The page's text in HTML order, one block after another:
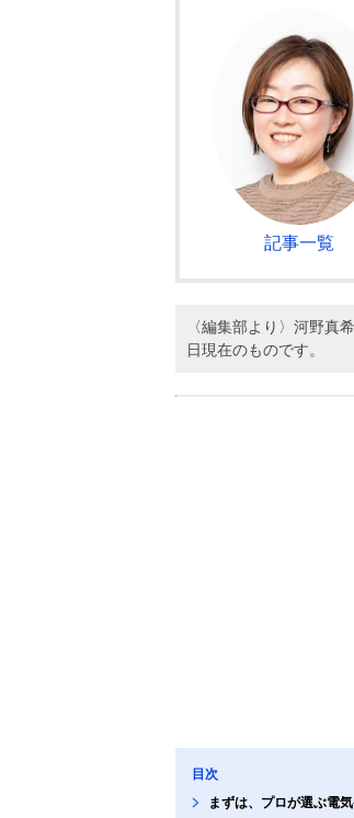
記事一覧
〈編集部より〉河野真
日現在のものです。
目次
まずは、プロが選ぶ電